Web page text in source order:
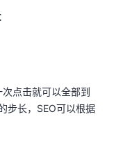
点击就可以全部到
步长，SEO可以根据